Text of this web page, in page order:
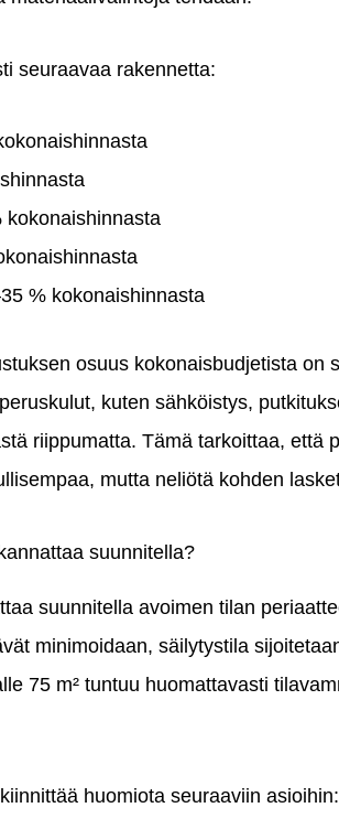
seuraavaa rakennetta:
kokonaishinnasta
% kokonaishinnasta
osuus kokonaisbudjetista on
kuten sähköistys,
riippumatta. Tämä tarkoittaa, että
mutta neliötä kohden
suunnitella?
suunnitella avoimen tilan
minimoidaan, säilytystila
75 m² tuntuu huomattavasti
huomiota seuraaviin asioihin: